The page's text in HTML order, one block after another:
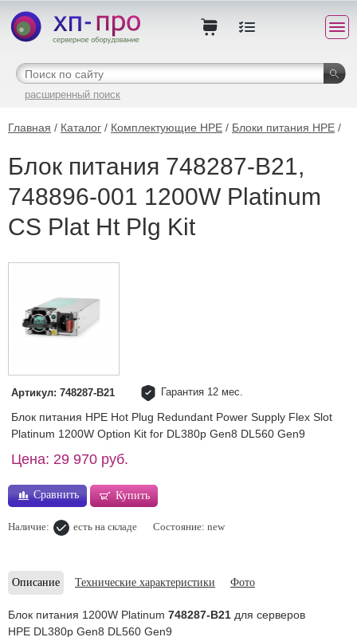
расширенный поиск
Главная / Каталог / Комплектующие HPE / Блоки питания HPE /
Блок питания 748287-B21,
748896-001 1200W Platinum
CS Plat Ht Plg Kit
Артикул: 748287-B21 Гарантия 12 мес.
Блок питания HPE Hot Plug Redundant Power Supply Flex Slot
Platinum 1200W Option Kit for DL380p Gen8 DL560 Gen9
Цена: 29 970 руб.
Сравнить Купить
Наличие: есть на складе Состояние: new
Описание Технические характеристики Фото
Блок питания 1200W Platinum 748287-B21 для серверов
HPE DL380p Gen8 DL560 Gen9